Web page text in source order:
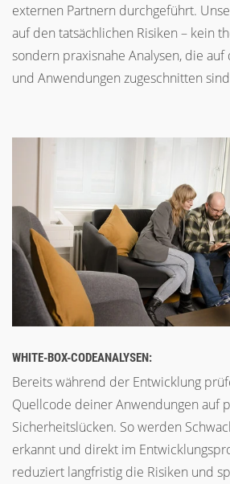
externen Partnern durchgeführt.
auf den tatsächlichen Risiken – kein
sondern praxisnahe Analysen, die
und Anwendungen zugeschnitten
WHITE-BOX-CODEANALYSEN:
Bereits während der Entwicklung
Quellcode deiner Anwendungen auf
Sicherheitslücken. So werden
erkannt und direkt im
reduziert langfristig die Risiken und